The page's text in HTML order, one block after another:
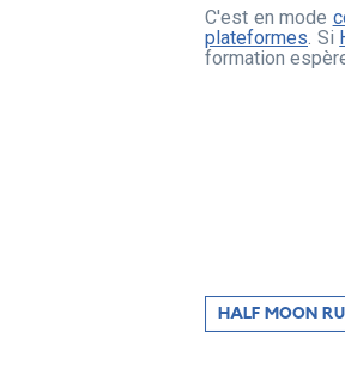
C'est en mode
plateformes . Si
formation
Filtrer
par
HALF MOON